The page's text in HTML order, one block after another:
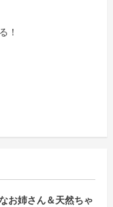
！
お姉さん＆天然ちゃ